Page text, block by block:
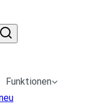
Funktionen